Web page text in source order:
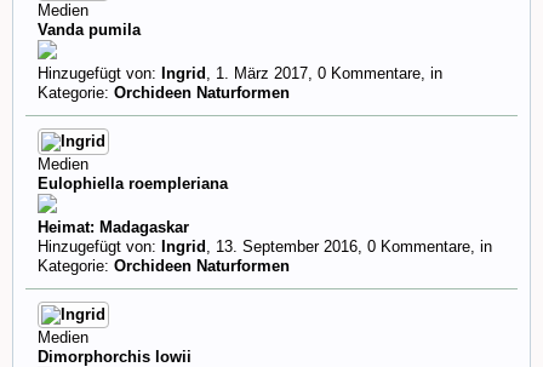
Medien
Vanda pumila
Hinzugefügt von: Ingrid , 1. März 2017, 0 Kommentare, in
Kategorie: Orchideen Naturformen
Medien
Eulophiella roempleriana
Heimat: Madagaskar
Hinzugefügt von: Ingrid , 13. September 2016, 0 Kommentare, in
Kategorie: Orchideen Naturformen
Medien
Dimorphorchis lowii